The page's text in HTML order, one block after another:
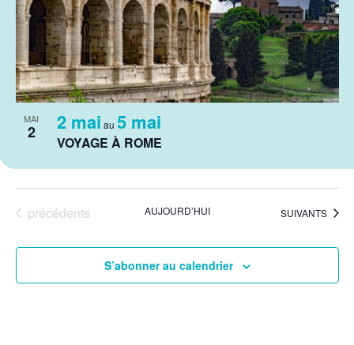
MAI
2
VOYAGE À ROME
2 mai au 5 mai
Évènements
précédents AUJOURD’HUI ÉVÈNEMENTS
SUIVANTS
S’abonner au calendrier